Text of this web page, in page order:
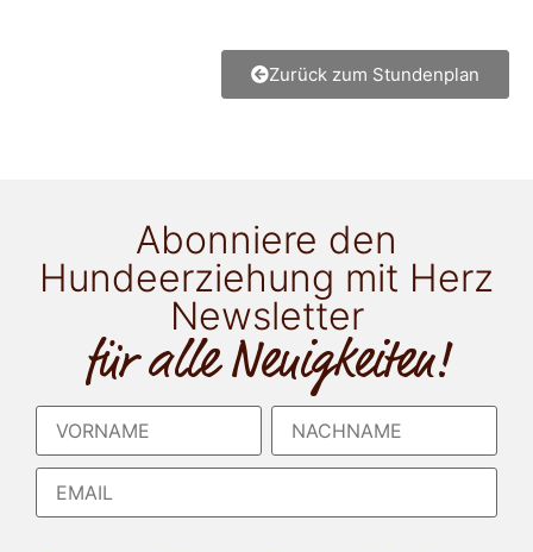
Zurück zum Stundenplan
Abonniere den
Hundeerziehung mit Herz
Newsletter
für alle Neuigkeiten!